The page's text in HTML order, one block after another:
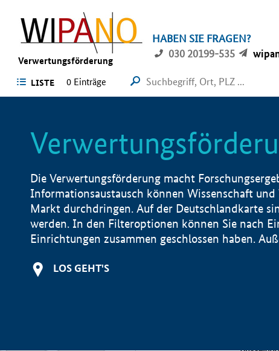
Verwertungsförderung
HABEN SIE FRAGEN?
030 20199-535
LISTE 0 Einträge
Die Verwertungsförderung macht
Informationsaustausch können Wissenschaft
Markt durchdringen. Auf der Deutschlandkarte
werden. In den Filteroptionen können Sie nach
Einrichtungen zusammen geschlossen haben.
LOS GEHT'S